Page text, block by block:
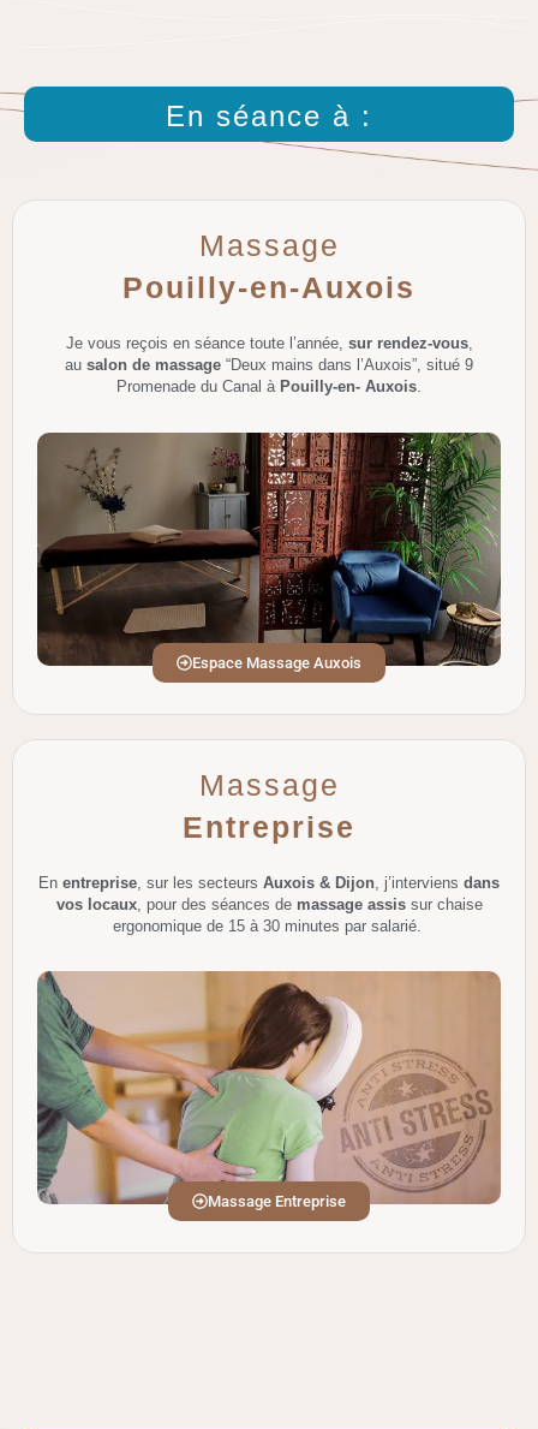
En séance à :
Massage
Pouilly-en-Auxois
Je vous reçois en séance toute l’année, sur rendez-vous,
au salon de massage “Deux mains dans l’Auxois”, situé 9
Promenade du Canal à Pouilly-en- Auxois.
Espace Massage Auxois
Massage
Entreprise
En entreprise , sur les secteurs Auxois & Dijon , j’interviens dans
vos locaux, pour des séances de massage assissur chaise
ergonomique de 15 à 30 minutes par salarié.
Massage Entreprise